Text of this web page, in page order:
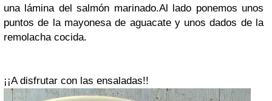
una lámina del salmón marinado.Al lado ponemos unos
puntos de la mayonesa de aguacate y unos dados de la
remolacha cocida.
¡¡A disfrutar con las ensaladas!!